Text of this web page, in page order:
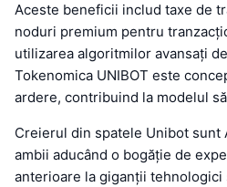
Aceste beneficii includ taxe de
noduri premium pentru
utilizarea algoritmilor avansați
Tokenomica UNIBOT este
ardere, contribuind la modelul
Creierul din spatele Unibot sunt
ambii aducând o bogăție de
anterioare la giganții